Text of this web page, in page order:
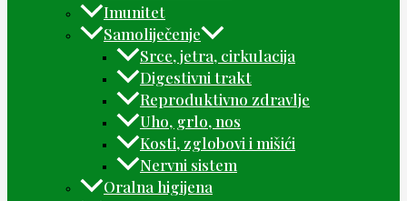
Imunitet
Samoliječenje
Srce, jetra, cirkulacija
Digestivni trakt
Reproduktivno zdravlje
Uho, grlo, nos
Kosti, zglobovi i mišići
Nervni sistem
Oralna higijena